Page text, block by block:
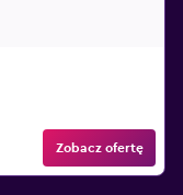
Zobacz ofertę